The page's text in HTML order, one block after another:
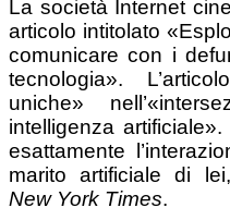
La società Internet
articolo intitolato
comunicare con i
tecnologia».
uniche»
intelligenza
esattamente
marito artificiale di
New York Times.